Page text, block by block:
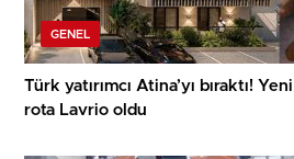
GENEL
Türk yatırımcı Atina’yı bıraktı!
rota Lavrio oldu